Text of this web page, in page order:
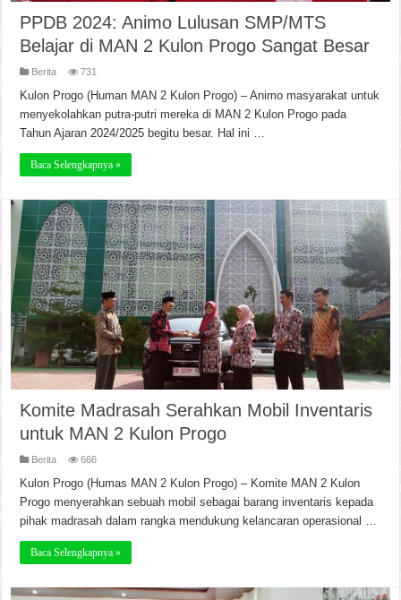
PPDB 2024: Animo Lulusan SMP/MTS
Belajar di MAN 2 Kulon Progo Sangat Besar
Berita 731
Kulon Progo (Human MAN 2 Kulon Progo) – Animo masyarakat untuk
menyekolahkan putra-putri mereka di MAN 2 Kulon Progo pada
Tahun Ajaran 2024/2025 begitu besar. Hal ini …
Baca Selengkapnya »
Komite Madrasah Serahkan Mobil Inventaris
untuk MAN 2 Kulon Progo
Berita 666
Kulon Progo (Humas MAN 2 Kulon Progo) – Komite MAN 2 Kulon
Progo menyerahkan sebuah mobil sebagai barang inventaris kepada
pihak madrasah dalam rangka mendukung kelancaran operasional …
Baca Selengkapnya »